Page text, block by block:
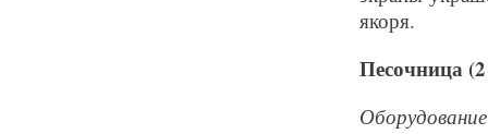
якоря.
Песочница